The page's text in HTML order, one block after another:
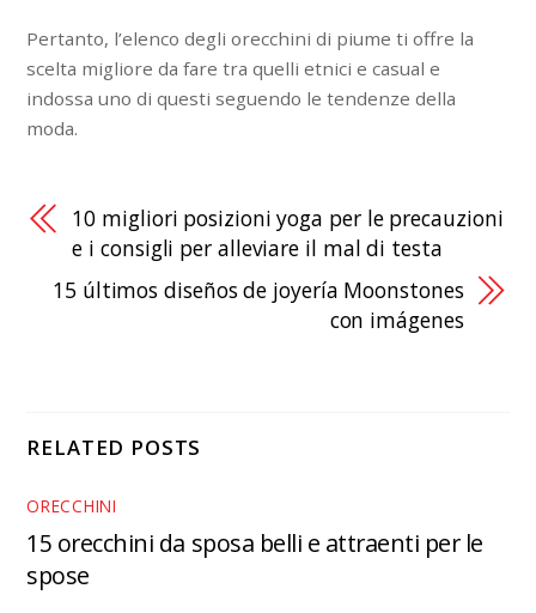
Pertanto, l’elenco degli orecchini di piume ti offre la
scelta migliore da fare tra quelli etnici e casual e
indossa uno di questi seguendo le tendenze della
moda.
10 migliori posizioni yoga per le precauzioni
e i consigli per alleviare il mal di testa
15 últimos diseños de joyería Moonstones
con imágenes
RELATED POSTS
ORECCHINI
15 orecchini da sposa belli e attraenti per le
spose